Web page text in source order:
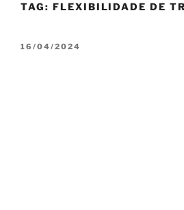
TAG: FLEXIBILIDADE DE
PUBLICADO
16/04/2024